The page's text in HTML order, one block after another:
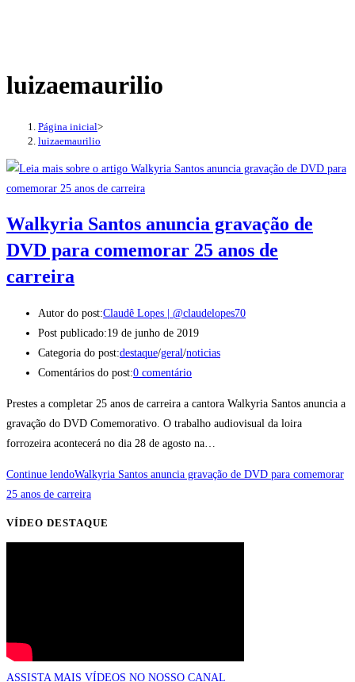
luizaemaurilio
Página inicial>
luizaemaurilio
Walkyria Santos anuncia gravação de
DVD para comemorar 25 anos de
carreira
Autor do post:Claudê Lopes | @claudelopes70
Post publicado:19 de junho de 2019
Categoria do post:destaque/geral/noticias
Comentários do post:0 comentário
Prestes a completar 25 anos de carreira a cantora Walkyria Santos anuncia a
gravação do DVD Comemorativo. O trabalho audiovisual da loira
forrozeira acontecerá no dia 28 de agosto na…
Continue lendoWalkyria Santos anuncia gravação de DVD para comemorar
25 anos de carreira
VÍDEO DESTAQUE
ASSISTA MAIS VÍDEOS NO NOSSO CANAL